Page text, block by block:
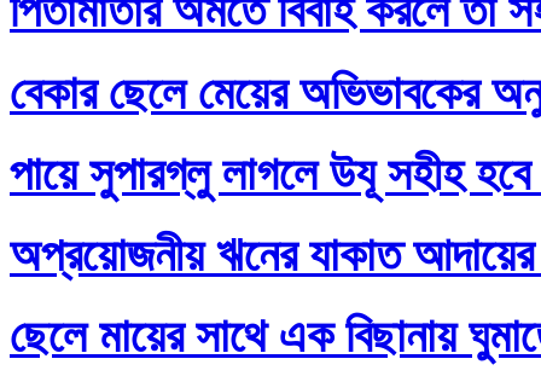
পিতামাতার অমতে বিবাহ করলে তা
বেকার ছেলে মেয়ের অভিভাবকের
পায়ে সুপারগ্লু লাগলে উযূ সহীহ
অপ্রয়োজনীয় ঋনের যাকাত
ছেলে মায়ের সাথে এক বিছানায়